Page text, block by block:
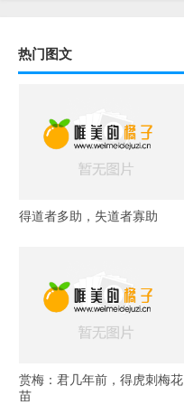
热门图文
得道者多助，失道者寡助
赏梅：君几年前，得虎刺梅花
苗